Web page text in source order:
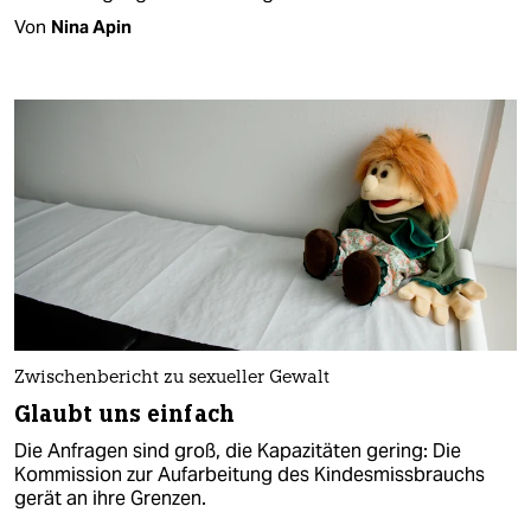
Von Nina Apin
Zwischenbericht zu sexueller Gewalt
Glaubt uns einfach
Die Anfragen sind groß, die Kapazitäten gering: Die
Kommission zur Aufarbeitung des Kindesmissbrauchs
gerät an ihre Grenzen.